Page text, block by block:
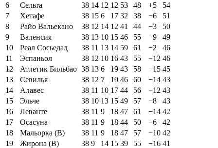
6
Сельта 38 14 12 12 53 48 +5
54
7
Хетафе 38 15 6 17 32 38 −6
51
8
Райо Вальекано 38 12 14 12 41 44 −3
50
9
Валенсия 38 13 10 15 46 55 −9
49
10
Реал Сосьедад 38 11 13 14 59 61 −2
46
11
Эспаньол 38 12 10 16 43 55 −12 46
12
Атлетик Бильбао 38 13 6 19 43 58 −15 45
13
Севилья 38 12 7 19 46 60 −14 43
14
Алавес 38 11 10 17 44 56 −12 43
15
Эльче 38 10 13 15 49 57 −8
43
16
Леванте 38 11 9 18 47 61 −14 42
17
Осасуна 38 11 9 18 44 50 −6
42
18
Мальорка (В) 38 11 9 18 47 57 −10 42
19
Жирона (В) 38 9 14 15 39 55 −16 41